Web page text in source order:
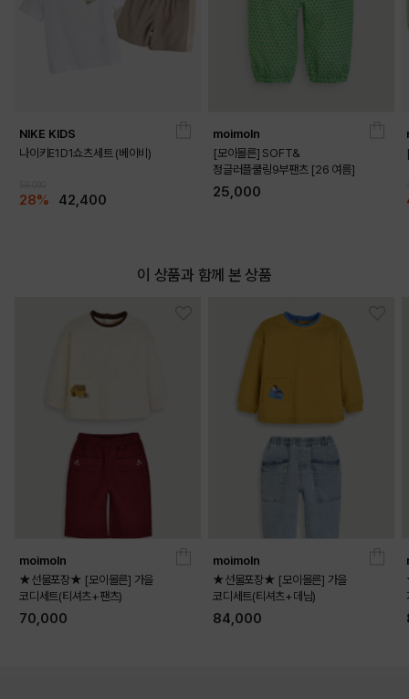
DETAILS
NIKE KIDS
나이키E1D1쇼츠세트 (베이비)
28% 42,400
moimoln
[모이몰른] SOFT&
정글러플쿨링9부팬츠 [26 여름]
25,000
이 상품과 함께 본 상품
moimoln
★선물포장★ [모이몰른] 가을
코디세트(티셔츠+팬츠)
70,000
moimoln
★선물포장★ [모이몰른] 가을
코디세트(티셔츠+데님)
84,000